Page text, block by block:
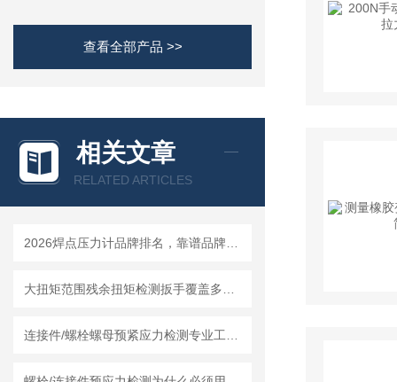
查看全部产品 >>
相关文章
RELATED ARTICLES